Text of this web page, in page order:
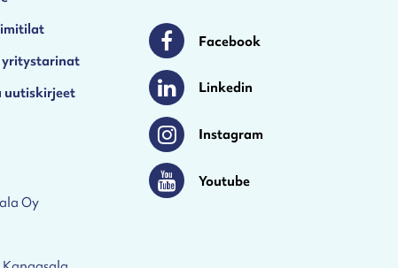
yritystarinat
uutiskirjeet
Oy
FacebookFacebook
LinkedinLinkedin
InstagramInstagram
Youtube Youtube